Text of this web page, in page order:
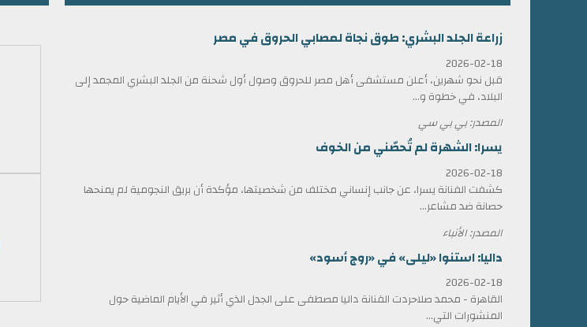
زراعة الجلد البشري: طوق نجاة لمصابي الحروق في مصر
2026-02-18
قبل نحو شهرين، أعلن مستشفى أهل مصر للحروق وصول أول شحنة من الجلد البشري المجمد إلى
البلاد، في خطوة و...
المصدر: بي بي سي
يسرا: الشهرة لم تُحصّني من الخوف
2026-02-18
كشفت الفنانة يسرا، عن جانب إنساني مختلف من شخصيتها، مؤكدة أن بريق النجومية لم يمنحها
حصانة ضد مشاعر...
المصدر: الأنباء
داليا: استنوا «ليلى» في «روج أسود»
2026-02-18
القاهرة - محمد صلاحردت الفنانة داليا مصطفى على الجدل الذي أثير في الأيام الماضية حول
المنشورات التي...